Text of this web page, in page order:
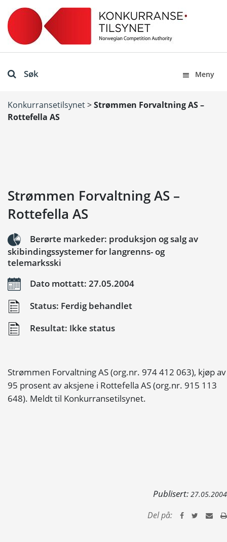
Søk Meny
Konkurransetilsynet>Strømmen Forvaltning AS –
Rottefella AS
Strømmen Forvaltning AS –
Rottefella AS
Berørte markeder: produksjon og salg av
skibindingssystemer for langrenns- og
telemarksski
Dato mottatt: 27.05.2004
Status: Ferdig behandlet
Resultat: Ikke status
Strømmen Forvaltning AS (org.nr. 974 412 063), kjøp av
95 prosent av aksjene i Rottefella AS (org.nr. 915 113
648). Meldt til Konkurransetilsynet.
Publisert: 27.05.2004
Del på: